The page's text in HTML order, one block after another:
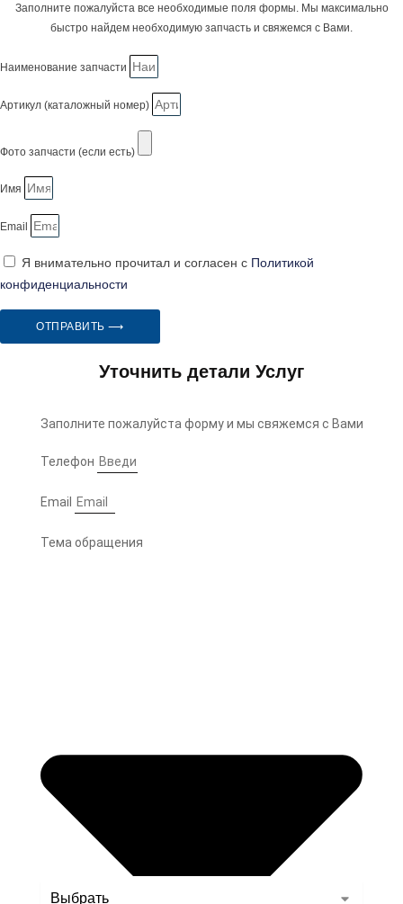
Заполните пожалуйста все необходимые поля формы. Мы максимально
быстро найдем необходимую запчасть и свяжемся с Вами.
Наименование запчасти
Артикул (каталожный номер)
Фото запчасти (если есть)
Имя
Email
Я внимательно прочитал и согласен с Политикой
конфиденциальности
ОТПРАВИТЬ ⟶
Уточнить детали Услуг
Заполните пожалуйста форму и мы свяжемся с Вами
Телефон
Email
Тема обращения